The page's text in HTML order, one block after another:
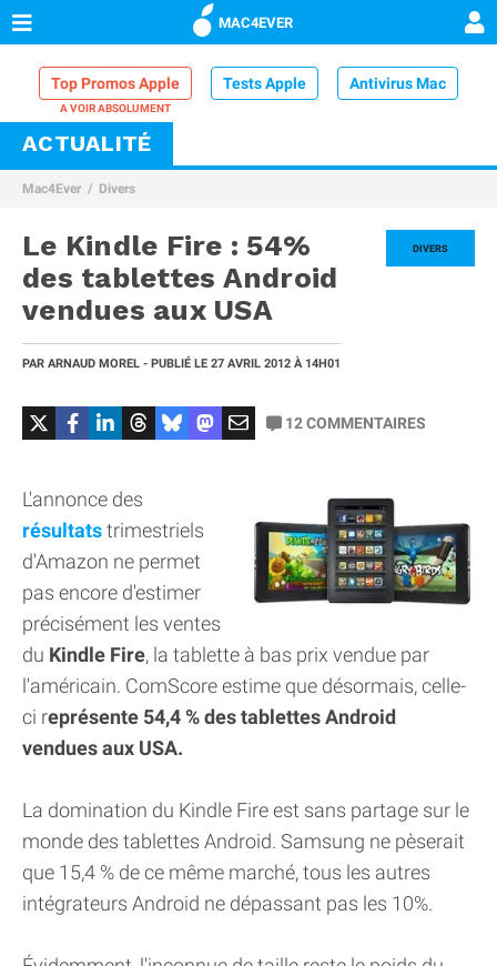
MAC4EVER
Top Promos Apple Tests Apple Antivirus Mac
VPN Mac
Comparatif iPhone
ACTUALITÉ
Mac4Ever Divers
DIVERS
Le Kindle Fire : 54%
des tablettes Android
vendues aux USA
PAR ARNAUD MOREL - PUBLIÉ LE 27 AVRIL 2012 À 14H01
12COMMENTAIRES
L'annonce des
résultatstrimestriels
d'Amazon ne permet
pas encore d'estimer
précisément les ventes
du Kindle Fire, la tablette à bas prix vendue par
l'américain. ComScore estime que désormais, celle-
ci représente 54,4 % des tablettes Android
vendues aux USA.
La domination du Kindle Fire est sans partage sur le
monde des tablettes Android. Samsung ne pèserait
que 15,4 % de ce même marché, tous les autres
intégrateurs Android ne dépassant pas les 10%.